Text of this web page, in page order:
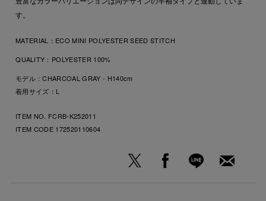
す。
MATERIAL： ECO MINI POLYESTER SEED STITCH
QUALITY： POLYESTER 100%
モデル：CHARCOAL GRAY - H140cm
着用サイズ：L
ITEM NO. FCRB-K252011
ITEM CODE 172520110604